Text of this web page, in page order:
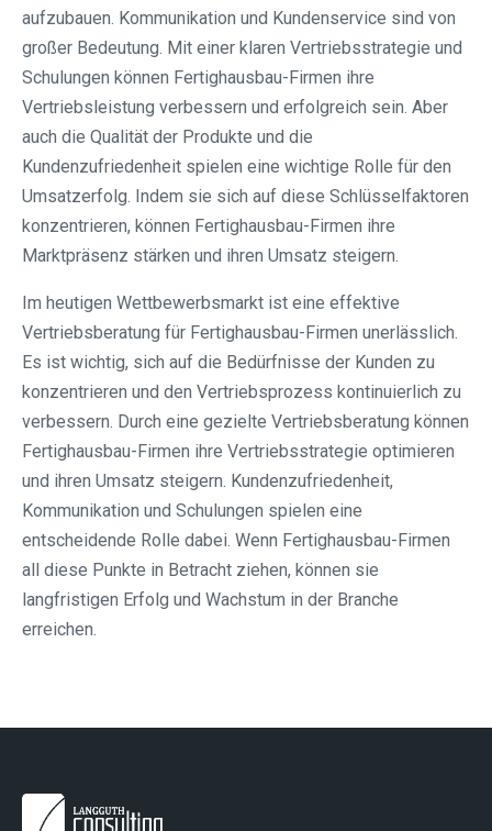
aufzubauen. Kommunikation und Kundenservice sind von
großer Bedeutung. Mit einer klaren Vertriebsstrategie und
Schulungen können Fertighausbau-Firmen ihre
Vertriebsleistung verbessern und erfolgreich sein. Aber
auch die Qualität der Produkte und die
Kundenzufriedenheit spielen eine wichtige Rolle für den
Umsatzerfolg. Indem sie sich auf diese Schlüsselfaktoren
konzentrieren, können Fertighausbau-Firmen ihre
Marktpräsenz stärken und ihren Umsatz steigern.
Im heutigen Wettbewerbsmarkt ist eine effektive
Vertriebsberatung für Fertighausbau-Firmen unerlässlich.
Es ist wichtig, sich auf die Bedürfnisse der Kunden zu
konzentrieren und den Vertriebsprozess kontinuierlich zu
verbessern. Durch eine gezielte Vertriebsberatung können
Fertighausbau-Firmen ihre Vertriebsstrategie optimieren
und ihren Umsatz steigern. Kundenzufriedenheit,
Kommunikation und Schulungen spielen eine
entscheidende Rolle dabei. Wenn Fertighausbau-Firmen
all diese Punkte in Betracht ziehen, können sie
langfristigen Erfolg und Wachstum in der Branche
erreichen.